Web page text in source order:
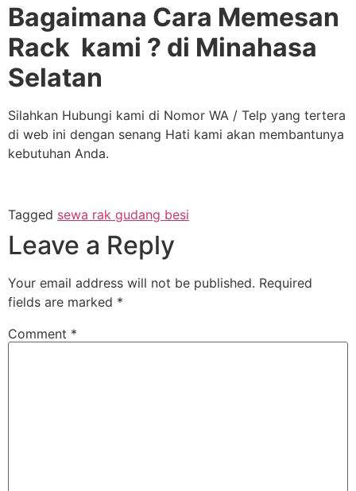
Bagaimana Cara Memesan
Rack kami ? di Minahasa
Selatan
Silahkan Hubungi kami di Nomor WA / Telp yang tertera
di web ini dengan senang Hati kami akan membantunya
kebutuhan Anda.
Tagged sewa rak gudang besi
Leave a Reply
Your email address will not be published. Required
fields are marked *
Comment *